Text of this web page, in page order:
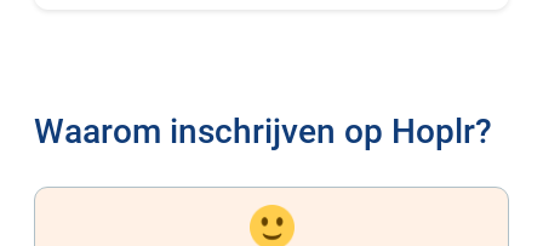
Waarom inschrijven op Hoplr?